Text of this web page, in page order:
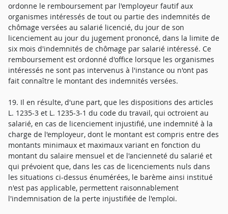
ordonne le remboursement par l'employeur fautif aux
organismes intéressés de tout ou partie des indemnités de
chômage versées au salarié licencié, du jour de son
licenciement au jour du jugement prononcé, dans la limite de
six mois d'indemnités de chômage par salarié intéressé. Ce
remboursement est ordonné d'office lorsque les organismes
intéressés ne sont pas intervenus à l'instance ou n'ont pas
fait connaître le montant des indemnités versées.
19. Il en résulte, d'une part, que les dispositions des articles
L. 1235-3 et L. 1235-3-1 du code du travail, qui octroient au
salarié, en cas de licenciement injustifié, une indemnité à la
charge de l'employeur, dont le montant est compris entre des
montants minimaux et maximaux variant en fonction du
montant du salaire mensuel et de l'ancienneté du salarié et
qui prévoient que, dans les cas de licenciements nuls dans
les situations ci-dessus énumérées, le barème ainsi institué
n'est pas applicable, permettent raisonnablement
l'indemnisation de la perte injustifiée de l'emploi.